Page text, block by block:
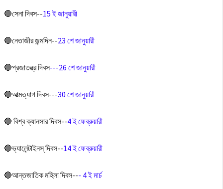
🔴সেনা দিবস--15 ই জানুয়ারী
🔴নেতাজীর জন্মদিন--23 শে জানুয়ারী
🔴প্রজাতন্ত্র দিবস---26 শে জানুয়ারী
🔴আত্মত্যাগ দিবস---30 শে জানুয়ারী
🔴 বিশ্ব ক্যানসার দিবস--4 ই ফেব্রুয়ারী
🔴ভ্যালেন্টাইনস্ দিবস--14 ই ফেব্রুয়ারী
🔴আন্তজাতিক মহিলা দিবস--- 4 ই মার্চ